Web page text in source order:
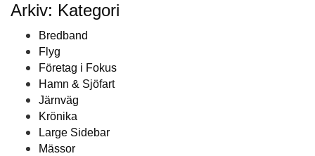
Arkiv: Kategori
Bredband
Flyg
Företag i Fokus
Hamn & Sjöfart
Järnväg
Krönika
Large Sidebar
Mässor